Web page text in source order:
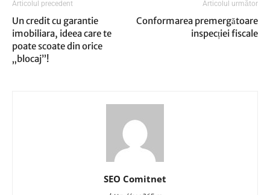
Articolul precedent
Un credit cu garantie
imobiliara, ideea care te
poate scoate din orice
„blocaj”!
Articolul următor
Conformarea premergătoare
inspecției fiscale
SEO Comitnet